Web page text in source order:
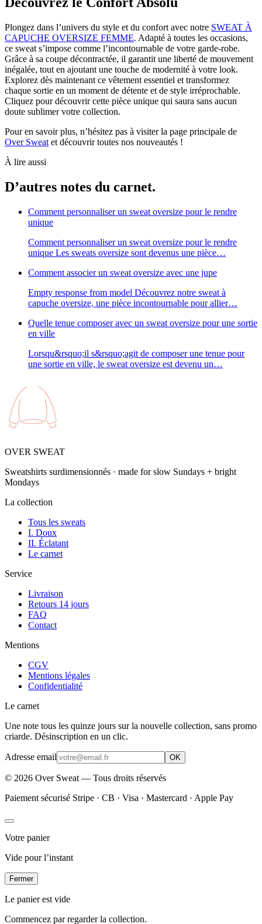
Plongez dans l’univers du style et du confort avec notre SWEAT À
CAPUCHE OVERSIZE FEMME. Adapté à toutes les occasions,
ce sweat s’impose comme l’incontournable de votre garde-robe.
Grâce à sa coupe décontractée, il garantit une liberté de mouvement
inégalée, tout en ajoutant une touche de modernité à votre look.
Explorez dès maintenant ce vêtement essentiel et transformez
chaque sortie en un moment de détente et de style irréprochable.
Cliquez pour découvrir cette pièce unique qui saura sans aucun
doute sublimer votre collection.
Pour en savoir plus, n’hésitez pas à visiter la page principale de
Over Sweat et découvrir toutes nos nouveautés !
À lire aussi
D’autres notes du carnet.
Comment personnaliser un sweat oversize pour le rendre
unique
Comment personnaliser un sweat oversize pour le rendre
unique Les sweats oversize sont devenus une pièce…
Comment associer un sweat oversize avec une jupe
Empty response from model Découvrez notre sweat à
capuche oversize, une pièce incontournable pour allier…
Quelle tenue composer avec un sweat oversize pour une sortie
en ville
Lorsqu&rsquo;il s&rsquo;agit de composer une tenue pour
une sortie en ville, le sweat oversize est devenu un…
OVER SWEAT
Sweatshirts surdimensionnés · made for slow Sundays + bright
Mondays
La collection
Tous les sweats
I. Doux
II. Éclatant
Le carnet
Service
Livraison
Retours 14 jours
FAQ
Contact
Mentions
CGV
Mentions légales
Confidentialité
Le carnet
Une note tous les quinze jours sur la nouvelle collection, sans promo
criarde. Désinscription en un clic.
Adresse email OK
© 2026 Over Sweat — Tous droits réservés
Paiement sécurisé Stripe · CB · Visa · Mastercard · Apple Pay
Votre panier
Vide pour l’instant
Fermer
Le panier est vide
Commencez par regarder la collection.